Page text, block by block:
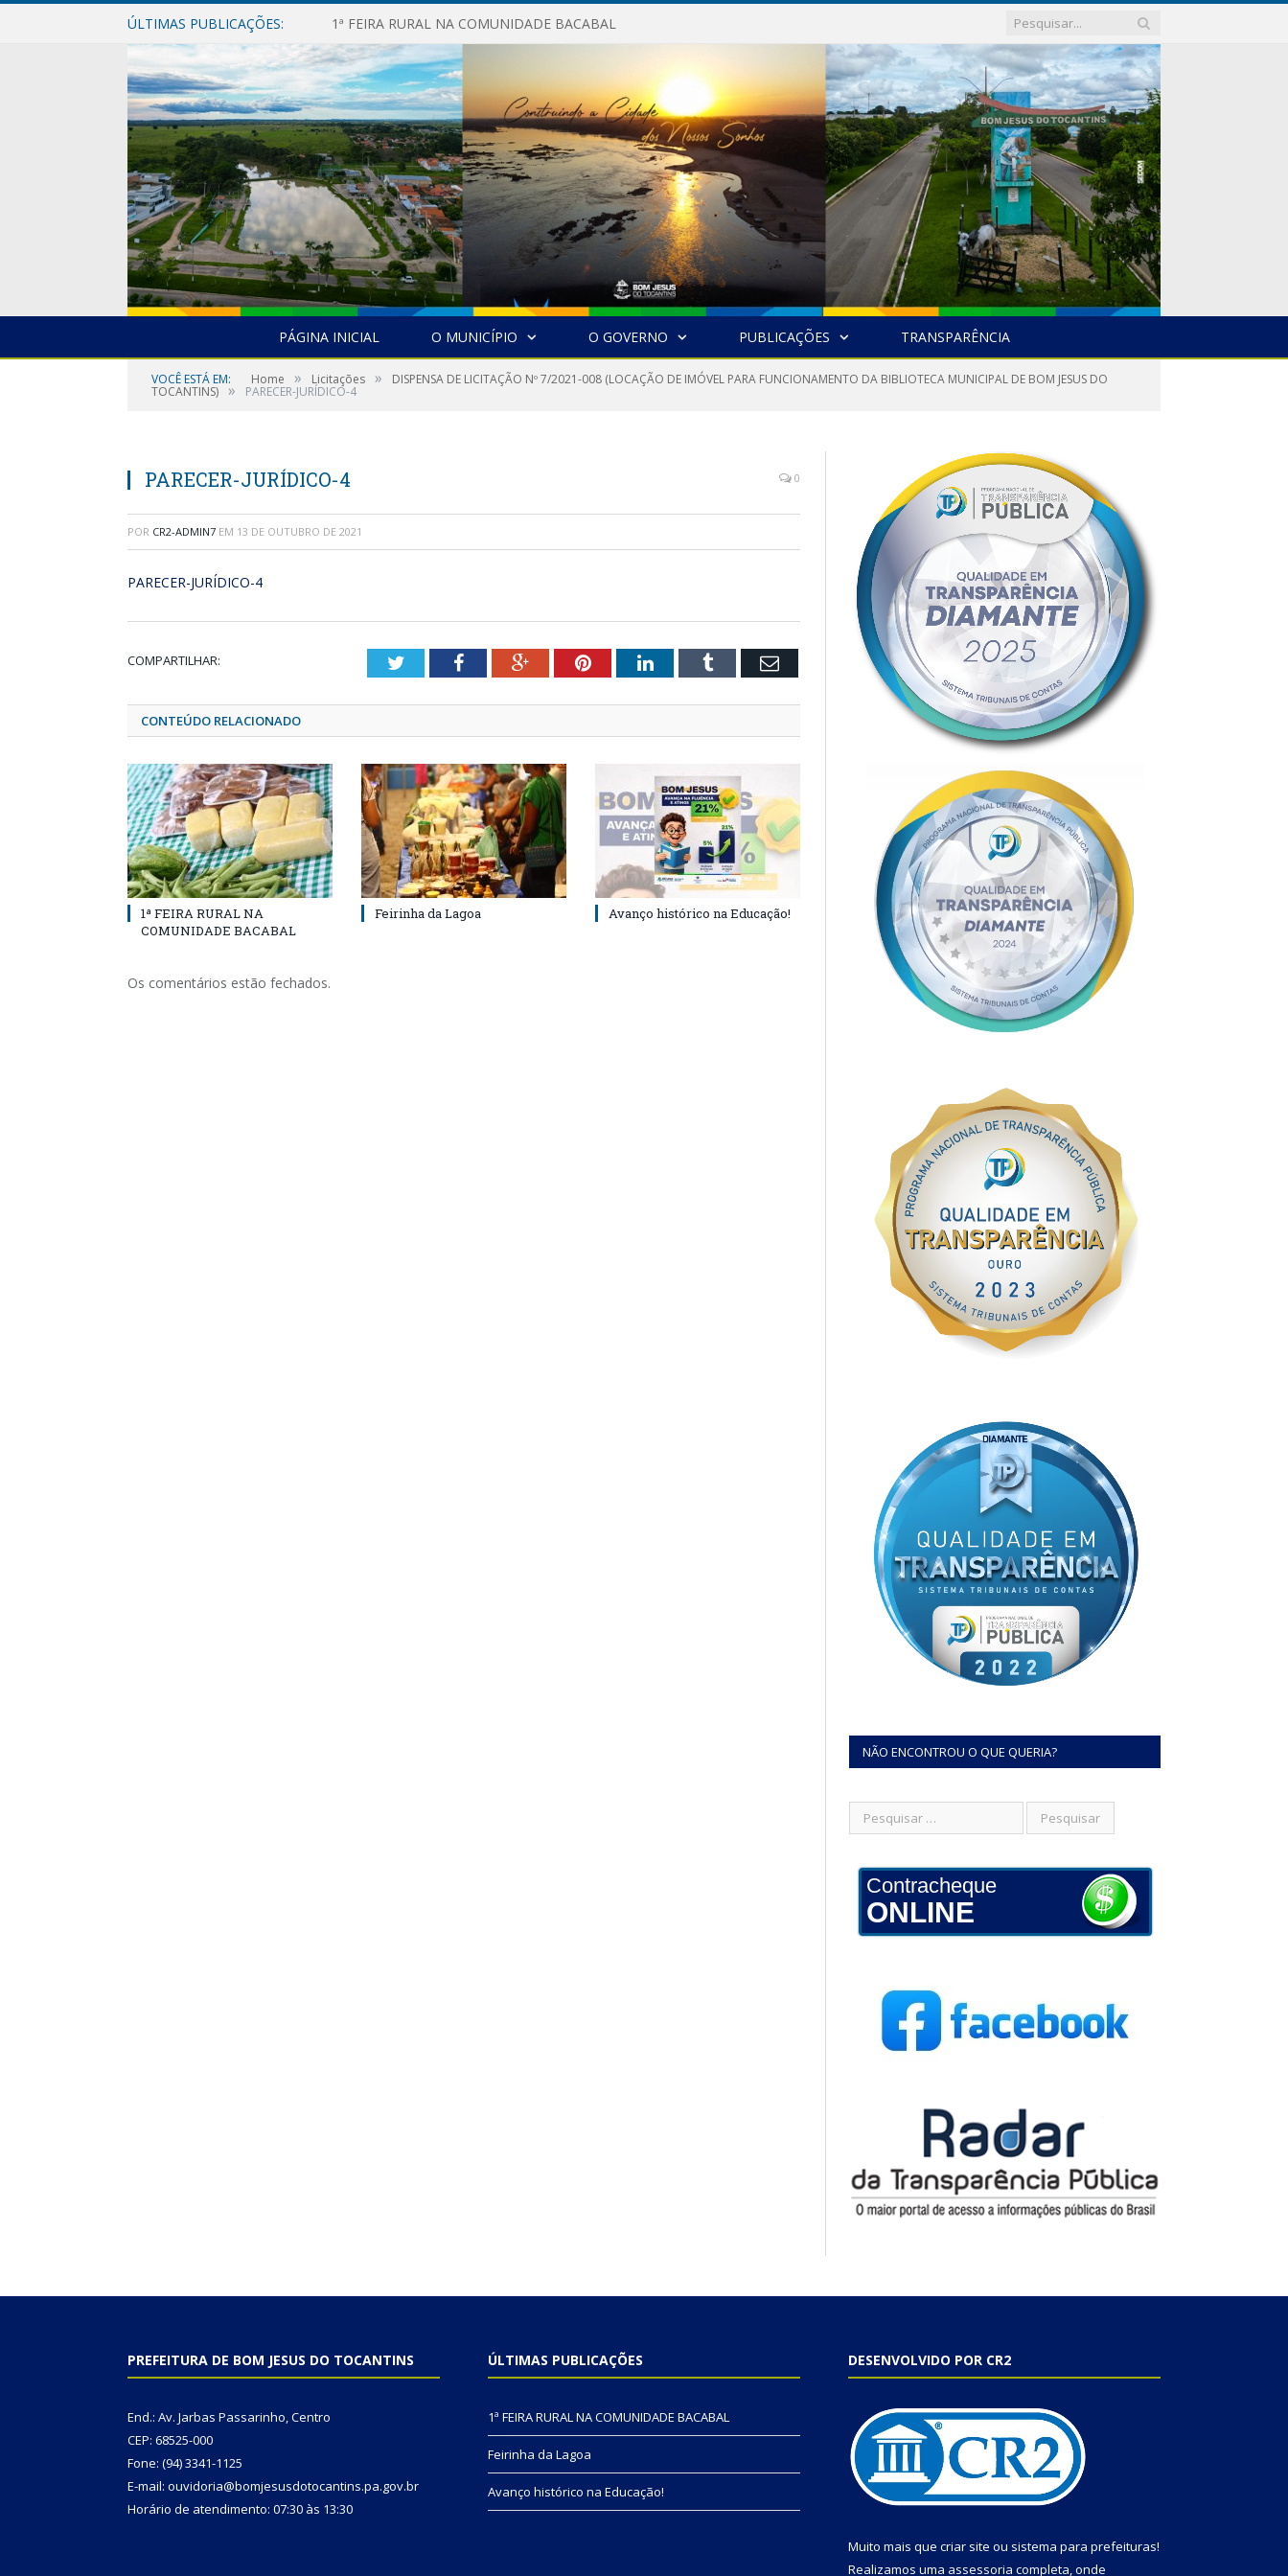
ÚLTIMAS PUBLICAÇÕES: 1ª FEIRA RURAL NA COMUNIDADE BACABAL
PÁGINA INICIAL O MUNICÍPIO O GOVERNO PUBLICAÇÕES TRANSPARÊNCIA
VOCÊ ESTÁ EM: Home » Licitações » DISPENSA DE LICITAÇÃO Nº 7/2021-008 (LOCAÇÃO DE IMÓVEL PARA FUNCIONAMENTO DA BIBLIOTECA MUNICIPAL DE BOM JESUS DO
TOCANTINS) » PARECER-JURÍDICO-4
PARECER-JURÍDICO-4 0
POR CR2-ADMIN7 EM 13 DE OUTUBRO DE 2021
PARECER-JURÍDICO-4
COMPARTILHAR: TwitterFacebookGoogle+PinterestLinkedInTumblr Email
CONTEÚDO RELACIONADO
1ª FEIRA RURAL NA
COMUNIDADE BACABAL
Feirinha da Lagoa Avanço histórico na Educação!
Os comentários estão fechados.
NÃO ENCONTROU O QUE QUERIA?
Contracheque
ONLINE
PREFEITURA DE BOM JESUS DO TOCANTINS
End.: Av. Jarbas Passarinho, Centro
CEP: 68525-000
Fone: (94) 3341-1125
E-mail: ouvidoria@bomjesusdotocantins.pa.gov.br
Horário de atendimento: 07:30 às 13:30
ÚLTIMAS PUBLICAÇÕES
1ª FEIRA RURAL NA COMUNIDADE BACABAL
Feirinha da Lagoa
Avanço histórico na Educação!
DESENVOLVIDO POR CR2
Muito mais que criar site ou sistema para prefeituras!
Realizamos uma assessoria completa, onde